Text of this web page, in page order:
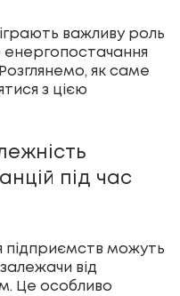
важливу роль
енергопостачання
Розглянемо, як саме
з цією
під час
підприємств можуть
від
Це особливо